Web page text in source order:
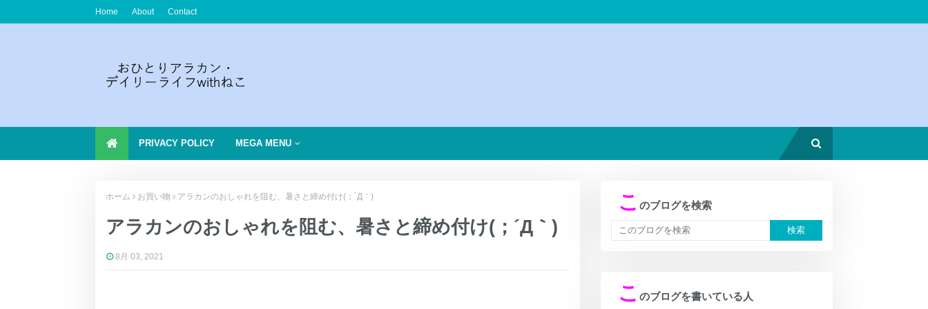
Home About Contact
PRIVACY POLICY MEGA MENU
ホーム お買い物 アラカンのおしゃれを阻む、暑さと締め付け(；´Д｀)
アラカンのおしゃれを阻む、暑さと締め付け(；´Д｀)
8月 03, 2021
こ のブログを検索
こ のブログを書いている人